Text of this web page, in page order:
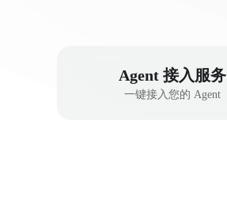
Agent 接入服务
一键接入您的 Agent